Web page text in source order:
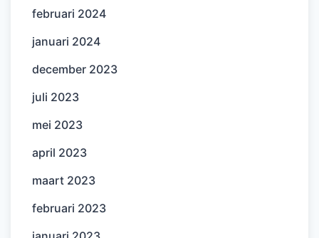
februari 2024
januari 2024
december 2023
juli 2023
mei 2023
april 2023
maart 2023
februari 2023